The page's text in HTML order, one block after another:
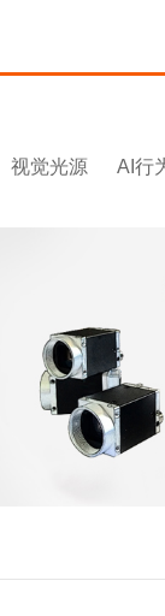
视觉光源 AI行